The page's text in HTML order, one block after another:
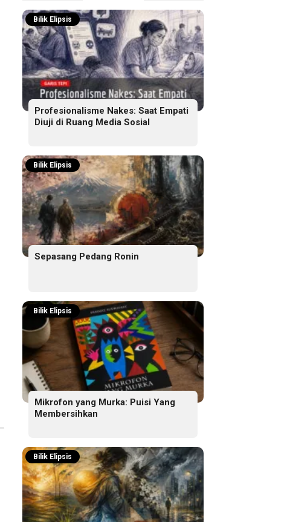
Bilik Elipsis
Profesionalisme Nakes: Saat Empati
Diuji di Ruang Media Sosial
Bilik Elipsis
Sepasang Pedang Ronin
Bilik Elipsis
Mikrofon yang Murka: Puisi Yang
Membersihkan
Bilik Elipsis